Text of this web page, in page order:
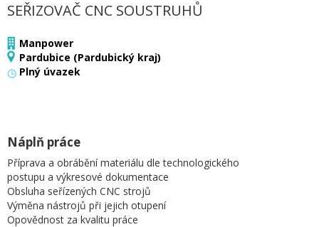
SEŘIZOVAČ CNC SOUSTRUHŮ
Manpower
Pardubice (Pardubický kraj)
Plný úvazek
Náplň práce
Příprava a obrábění materiálu dle technologického
postupu a výkresové dokumentace
Obsluha seřízených CNC strojů
Výměna nástrojů při jejich otupení
Opovědnost za kvalitu práce